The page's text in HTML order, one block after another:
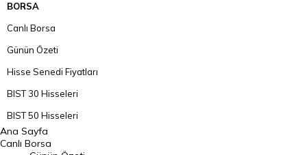
BORSA
Canlı Borsa
Günün Özeti
Hisse Senedi Fiyatları
BIST 30 Hisseleri
BIST 50 Hisseleri
BIST 100 Hisseleri
Ana Sayfa
Canlı Borsa